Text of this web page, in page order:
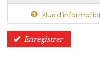
Plus
Enregistrer